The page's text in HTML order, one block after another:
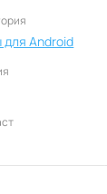
для Android